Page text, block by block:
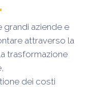
grandi aziende e
attraverso la
trasformazione
dei costi